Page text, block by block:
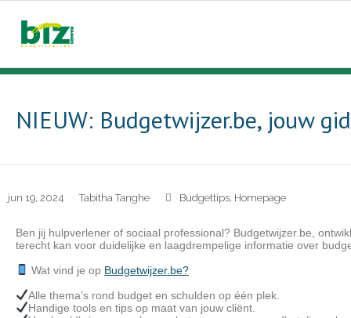
NIEUW: Budgetwijzer.be, jouw
jun 19, 2024 Tabitha Tanghe Budgettips, Homepage
Ben jij hulpverlener of sociaal professional? Budgetwijzer.be,
terecht kan voor duidelijke en laagdrempelige informatie over
Wat vind je op Budgetwijzer.be?
Alle thema’s rond budget en schulden op één plek.
Handige tools en tips op maat van jouw cliënt.